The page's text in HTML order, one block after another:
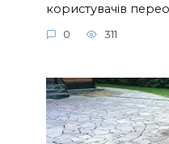
користувачів
0 311